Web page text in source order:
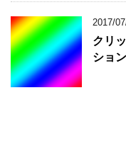
2017/
クリ
ショ